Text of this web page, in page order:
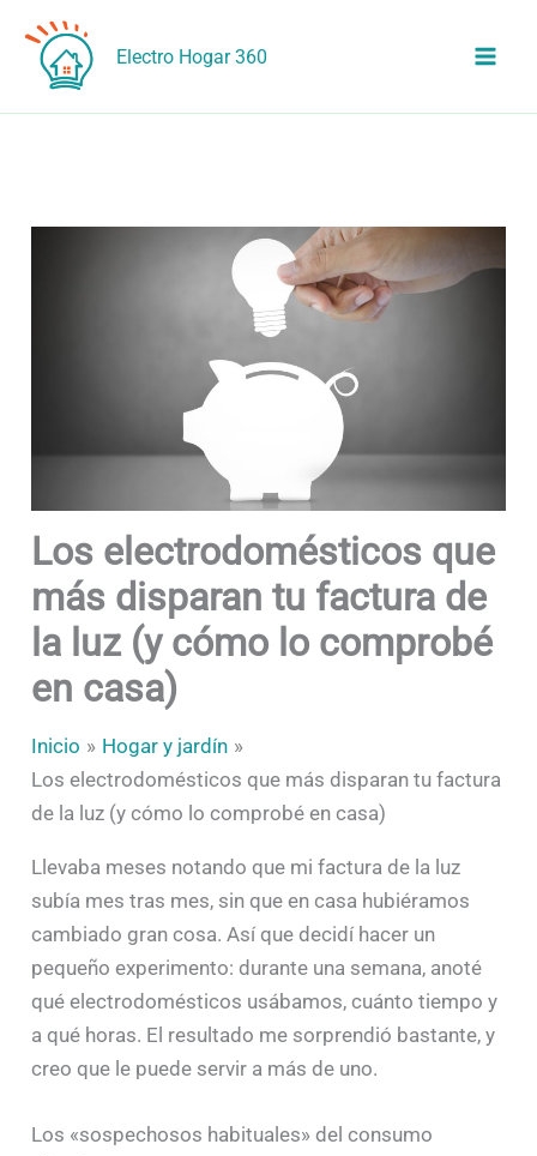
contenido
Electro Hogar 360
Los electrodomésticos que
más disparan tu factura de
la luz (y cómo lo comprobé
en casa)
Inicio
Hogar y jardín
Los electrodomésticos que más disparan tu factura
de la luz (y cómo lo comprobé en casa)
Llevaba meses notando que mi factura de la luz
subía mes tras mes, sin que en casa hubiéramos
cambiado gran cosa. Así que decidí hacer un
pequeño experimento: durante una semana, anoté
qué electrodomésticos usábamos, cuánto tiempo y
a qué horas. El resultado me sorprendió bastante, y
creo que le puede servir a más de uno.
Los «sospechosos habituales» del consumo